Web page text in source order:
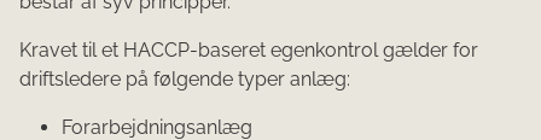
Kravet til et HACCP-baseret egenkontrol gælder for
driftsledere på følgende typer anlæg:
Forarbejdningsanlæg